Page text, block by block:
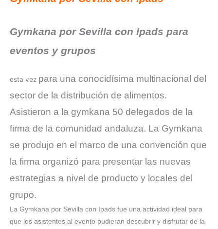
Gymkana por Sevilla con Ipads para
eventos y grupos
esta vez para una conocidísima multinacional del
sector de la distribución de alimentos.
Asistieron a la gymkana 50 delegados de la
firma de la comunidad andaluza. La Gymkana
se produjo en el marco de una convención que
la firma organizó para presentar las nuevas
estrategias a nivel de producto y locales del
grupo.
La Gymkana por Sevilla con Ipads fue una actividad ideal para
que los asistentes al evento pudieran descubrir y disfrutar de la